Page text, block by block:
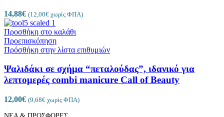
14,88€ (12,00€ χωρίς ΦΠΑ)
Προσθήκη στο καλάθι
Προεπισκόπηση
Πρόσθήκη στην λίστα επιθυμιών
Ψαλιδάκι σε σχήμα “πεταλούδας”, ιδανικό για
λεπτομερές combi manicure Call of Beauty
12,00€ (9,68€ χωρίς ΦΠΑ)